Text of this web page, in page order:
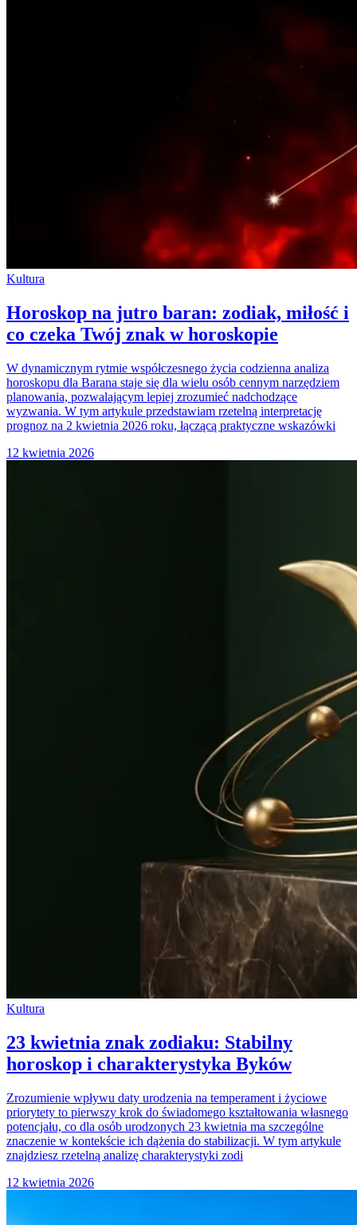
Kultura
Horoskop na jutro baran: zodiak, miłość i
co czeka Twój znak w horoskopie
W dynamicznym rytmie współczesnego życia codzienna analiza
horoskopu dla Barana staje się dla wielu osób cennym narzędziem
planowania, pozwalającym lepiej zrozumieć nadchodzące
wyzwania. W tym artykule przedstawiam rzetelną interpretację
prognoz na 2 kwietnia 2026 roku, łączącą praktyczne wskazówki
12 kwietnia 2026
Kultura
23 kwietnia znak zodiaku: Stabilny
horoskop i charakterystyka Byków
Zrozumienie wpływu daty urodzenia na temperament i życiowe
priorytety to pierwszy krok do świadomego kształtowania własnego
potencjału, co dla osób urodzonych 23 kwietnia ma szczególne
znaczenie w kontekście ich dążenia do stabilizacji. W tym artykule
znajdziesz rzetelną analizę charakterystyki zodi
12 kwietnia 2026